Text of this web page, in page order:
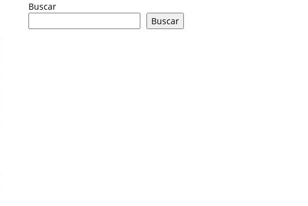
Buscar
Buscar